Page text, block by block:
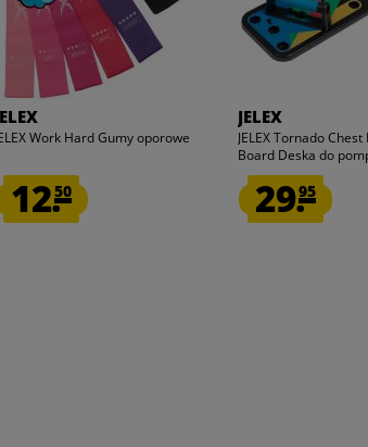
Work Hard Gumy oporowe
12.50
JELEX
JELEX Tornado Chest
Board Deska do
29.95